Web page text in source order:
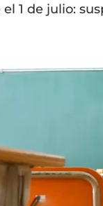
1 de julio: